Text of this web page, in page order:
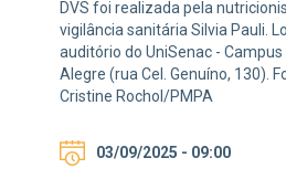
DVS foi realizada pela
vigilância sanitária Silvia Pauli.
auditório do UniSenac - Campus
Alegre (rua Cel. Genuíno, 130).
Cristine Rochol/PMPA
03/09/2025 - 09:00